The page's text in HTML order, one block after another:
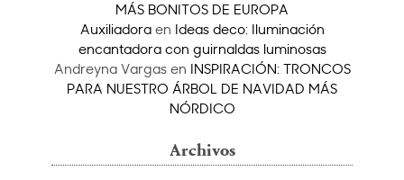
MÁS BONITOS DE EUROPA
Auxiliadoraen Ideas deco: Iluminación
encantadora con guirnaldas luminosas
Andreyna Vargasen INSPIRACIÓN: TRONCOS
PARA NUESTRO ÁRBOL DE NAVIDAD MÁS
NÓRDICO
Archivos